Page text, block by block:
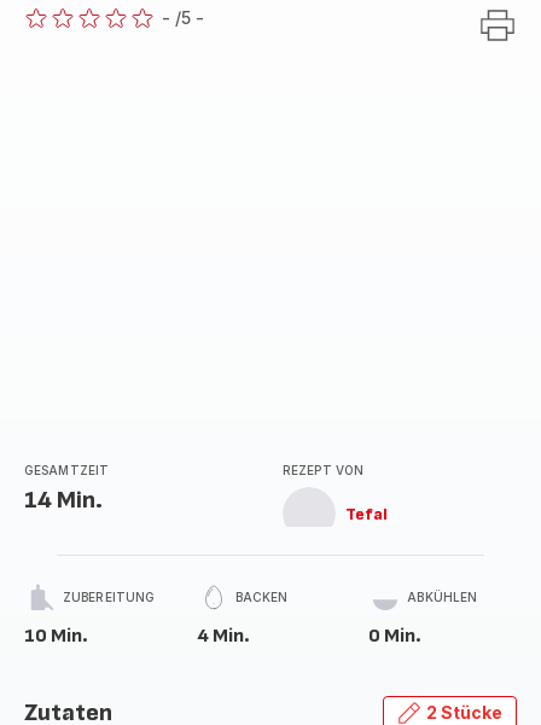
- /5 -
GESAMTZEIT
14 Min.
REZEPT VON
Tefal
ZUBEREITUNG
10 Min.
BACKEN
4 Min.
ABKÜHLEN
0 Min.
Zutaten 2 Stücke